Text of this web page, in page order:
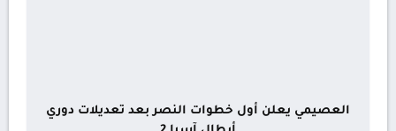
العصيمي يعلن أول خطوات النصر بعد تعديلات دوري